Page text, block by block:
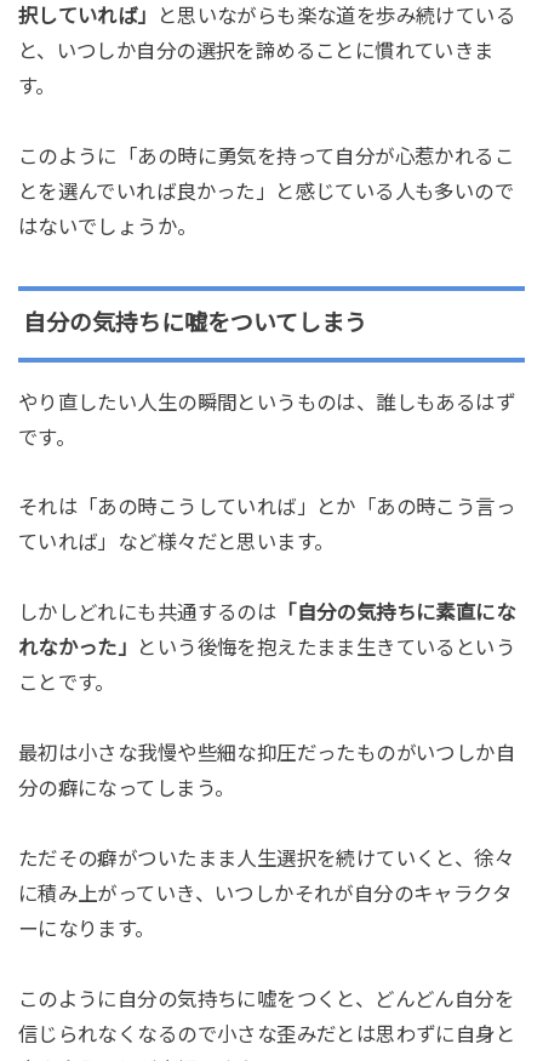
択していれば」
と思いながらも楽な道を歩み続けている
と、いつしか自分の選択を諦めることに慣れていきま
す。
このように「あの時に勇気を持って自分が心惹かれるこ
とを選んでいれば良かった」と感じている人も多いので
はないでしょうか。
自分の気持ちに嘘をついてしまう
やり直したい人生の瞬間というものは、誰しもあるはず
です。
それは「あの時こうしていれば」とか「あの時こう言っ
ていれば」など様々だと思います。
しかしどれにも共通するのは 「自分の気持ちに素直にな
れなかった」
という後悔を抱えたまま生きているという
ことです。
最初は小さな我慢や些細な抑圧だったものがいつしか自
分の癖になってしまう。
ただその癖がついたまま人生選択を続けていくと、徐々
に積み上がっていき、いつしかそれが自分のキャラクタ
ーになります。
このように自分の気持ちに嘘をつくと、どんどん自分を
信じられなくなるので小さな歪みだとは思わずに自身と